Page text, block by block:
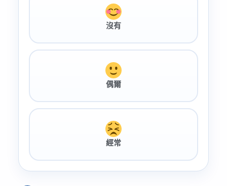
沒有
偶爾
經常